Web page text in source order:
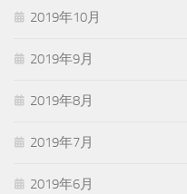
2019年10月
2019年9月
2019年8月
2019年7月
2019年6月